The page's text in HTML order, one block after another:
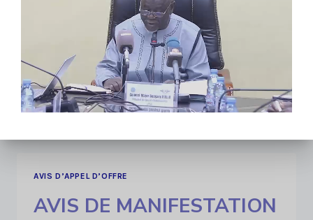
d’utiliser une partie de ces fonds pour
effectuer des paiements au titre du Marché
d’entretien et de réparation de la route de
patrouille…
LIRE LA SUITEAVIS
D’APPEL
LA
DDI/2022
AVIS D’APPEL D’OFFRE
AVIS DE MANIFESTATION